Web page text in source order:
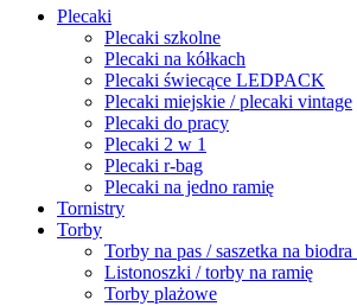
Plecaki
Plecaki szkolne
Plecaki na kółkach
Plecaki świecące LEDPACK
Plecaki miejskie / plecaki vintage
Plecaki do pracy
Plecaki 2 w 1
Plecaki r-bag
Plecaki na jedno ramię
Tornistry
Torby
Torby na pas / saszetka na biodra
Listonoszki / torby na ramię
Torby plażowe